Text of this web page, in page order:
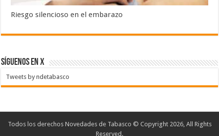
Riesgo silencioso en el embarazo
SÍGUENOS EN X
Tweets by ndetabasco
Todos los derechos Novedades de Tabasco © Copyright 2026, All Rights
Reserved.